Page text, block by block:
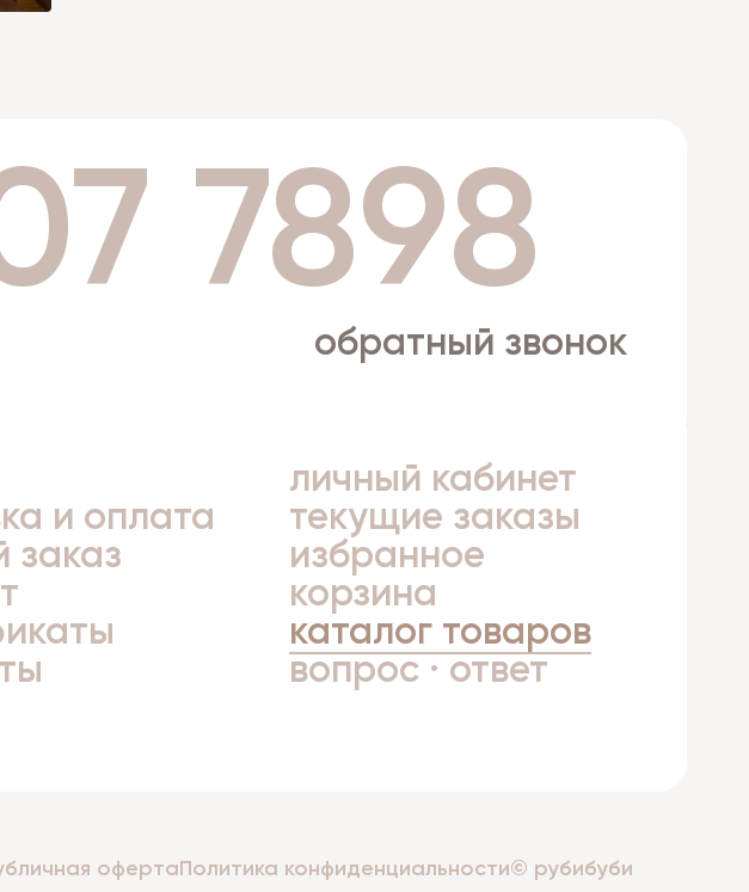
7898
обратный звонок
и оплата
заказ
личный кабинет
текущие заказы
избранное
корзина
каталог товаров
вопрос · ответ
оферта Политика конфиденциальности© рубибуби